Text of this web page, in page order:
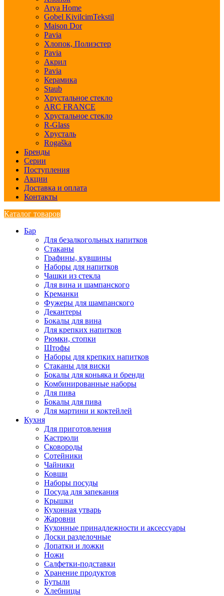
Arya Home
Gobel KivilcimTekstil
Maison Dor
Pavia
Хлопок, Полиэстер
Pavia
Акрил
Pavia
Керамика
Staub
Хрустальное стекло
ARC FRANCE
Хрустальное стекло
R-Glass
Хрусталь
Rogaška
Бренды
Серии
Поступления
Акции
Доставка и оплата
Контакты
Каталог товаров
Бар
Для безалкогольных напитков
Стаканы
Графины, кувшины
Наборы для напитков
Чашки из стекла
Для вина и шампанского
Креманки
Фужеры для шампанского
Декантеры
Бокалы для вина
Для крепких напитков
Рюмки, стопки
Штофы
Наборы для крепких напитков
Стаканы для виски
Бокалы для коньяка и бренди
Комбинированные наборы
Для пива
Бокалы для пива
Для мартини и коктейлей
Кухня
Для приготовления
Кастрюли
Сковороды
Сотейники
Чайники
Ковши
Наборы посуды
Посуда для запекания
Крышки
Кухонная утварь
Жаровни
Кухонные принадлежности и аксессуары
Доски разделочные
Лопатки и ложки
Ножи
Салфетки-подставки
Хранение продуктов
Бутыли
Хлебницы